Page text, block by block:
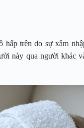
trên do sự xâm
này qua người khác